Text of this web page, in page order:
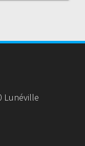
Lunéville